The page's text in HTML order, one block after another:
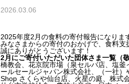
2026.03.06
2025年度2月の食料の寄付報告になりま
みなさまからの寄付のおかげで、食料
誠にありがとうございます！
2月にご寄付いただいた団体さま一覧（
橋教会、花京院市場（泉セルバ店、塩
ールセールジャパン株式会社、（一社
Shop さくらや仙台店、火星の庭、株式